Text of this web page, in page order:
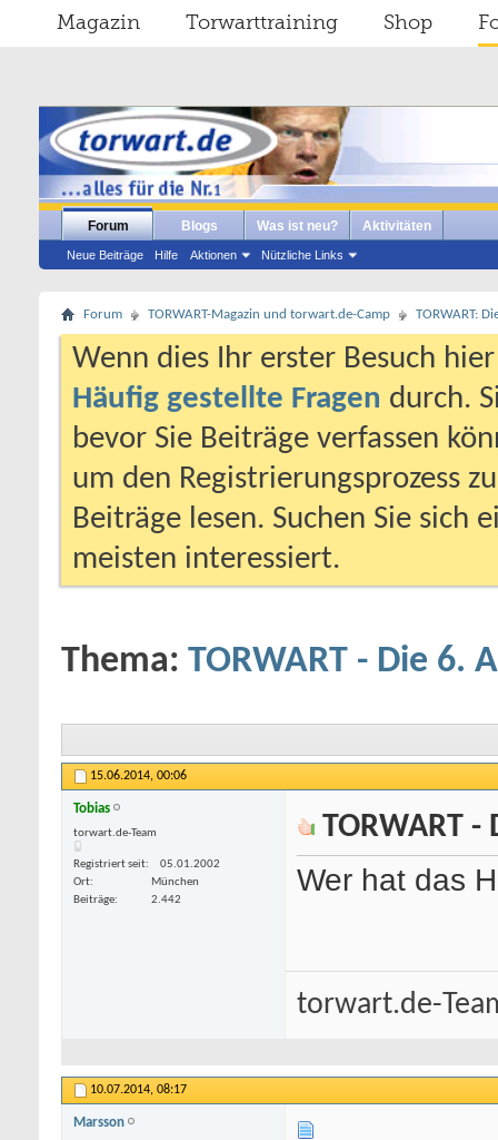
Magazin Torwarttraining Shop
Forum
Neue Beiträge Hilfe Aktionen Nützliche Links
Blogs Was ist neu? Aktivitäten
Forum TORWART-Magazin und torwart.de-Camp TORWART:
Wenn dies Ihr erster Besuch
Häufig gestellte Fragen durch.
bevor Sie Beiträge verfassen
um den Registrierungsprozess
Beiträge lesen. Suchen Sie sich
meisten interessiert.
Thema: TORWART - Die 6.
15.06.2014, 00:06
Tobias
torwart.de-Team
freivideocategorie/4/teen/ kostenlose porno
Registriert seit
05.01.2002
Ort
München
Beiträge
2.442
TORWART -
Wer hat das
torwart.de-
10.07.2014, 08:17
Marsson